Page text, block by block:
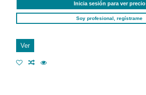
Inicia sesión para ver precio
Soy profesional, regístrame
Ver